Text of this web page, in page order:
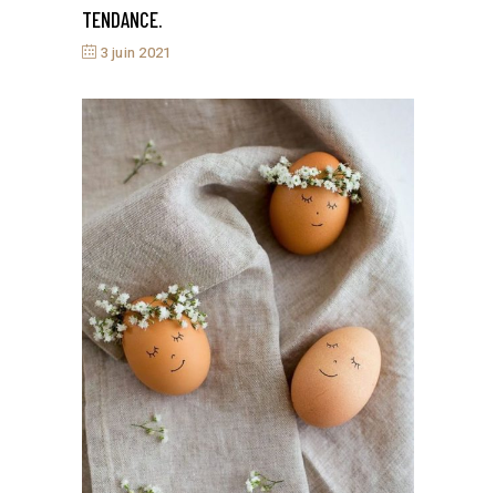
TENDANCE.
3 juin 2021